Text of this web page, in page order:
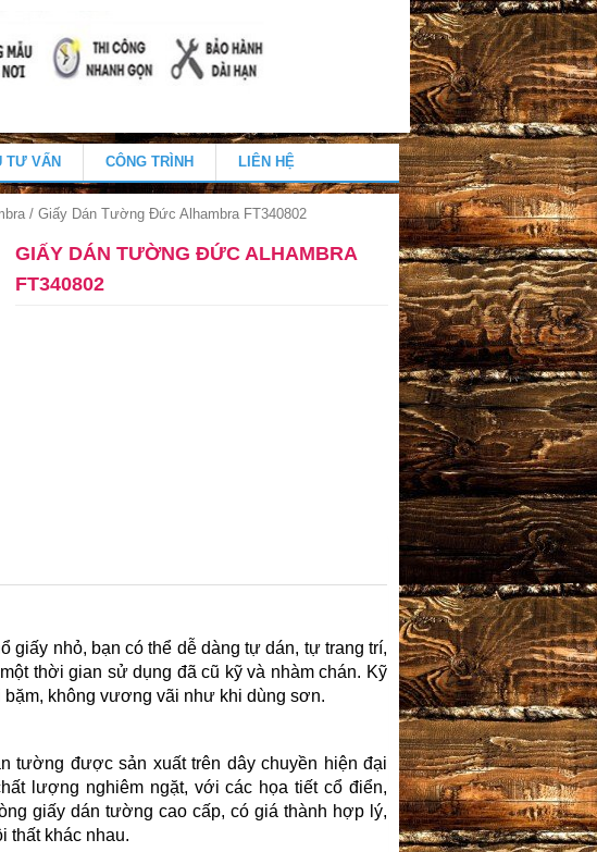
TƯ VẤN CÔNG TRÌNH LIÊN HỆ
/ Giấy Dán Tường Đức Alhambra FT340802
GIẤY DÁN TƯỜNG ĐỨC ALHAMBRA
FT340802
giấy nhỏ, bạn có thể dễ dàng tự dán, tự trang trí,
thời gian sử dụng đã cũ kỹ và nhàm chán. Kỹ
không vương vãi như khi dùng sơn.
tường được sản xuất trên dây chuyền hiện đại
lượng nghiêm ngặt, với các họa tiết cổ điển,
giấy dán tường cao cấp, có giá thành hợp lý,
thất khác nhau.